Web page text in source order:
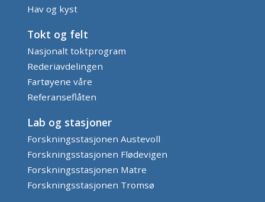
Hav og kyst
Tokt og felt
Nasjonalt toktprogram
Rederiavdelingen
Fartøyene våre
Referanseflåten
Lab og stasjoner
Forskningsstasjonen Austevoll
Forskningsstasjonen Flødevigen
Forskningsstasjonen Matre
Forskningsstasjonen Tromsø